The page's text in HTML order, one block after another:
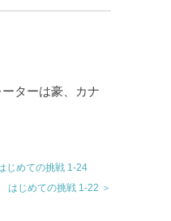
ターは豪、カナ
じめての挑戦 1-24
はじめての挑戦 1-22 ＞